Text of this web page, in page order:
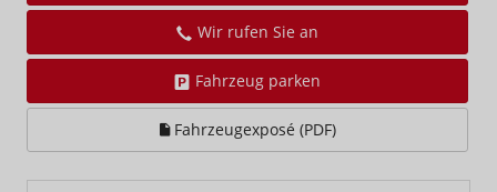
Wir rufen Sie an
Fahrzeug parken
Fahrzeugexposé (PDF)